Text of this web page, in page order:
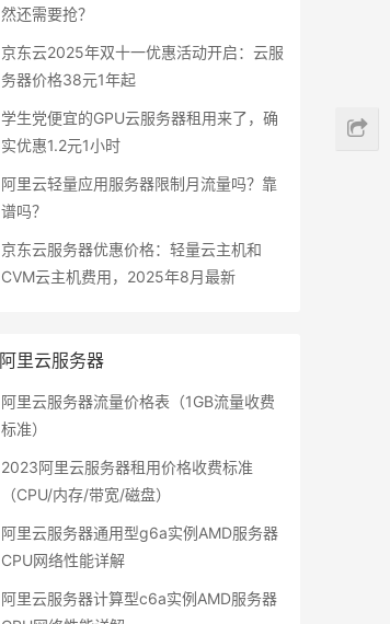
然还需要抢？
京东云2025年双十一优惠活动开启：云服
务器价格38元1年起
学生党便宜的GPU云服务器租用来了，确
实优惠1.2元1小时
阿里云轻量应用服务器限制月流量吗？靠
谱吗？
京东云服务器优惠价格：轻量云主机和
CVM云主机费用，2025年8月最新
阿里云服务器
阿里云服务器流量价格表（1GB流量收费
标准）
2023阿里云服务器租用价格收费标准
（CPU/内存/带宽/磁盘）
阿里云服务器通用型g6a实例AMD服务器
CPU网络性能详解
阿里云服务器计算型c6a实例AMD服务器